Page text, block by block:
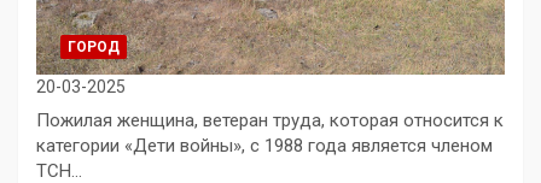
ГОРОД
20-03-2025
Пожилая женщина, ветеран труда, которая относится к
категории «Дети войны», с 1988 года является членом
ТСН…